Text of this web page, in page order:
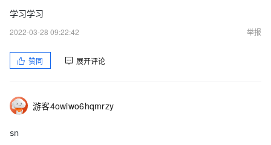
学习学习
2022-03-28 09:22:42
举报
赞同 展开评论
游客4owiwo6hqmrzy
sn